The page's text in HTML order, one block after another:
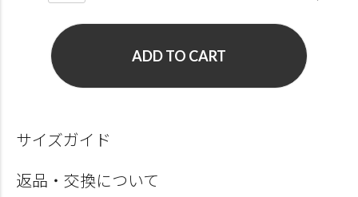
ADD TO CART
サイズガイド
返品・交換について